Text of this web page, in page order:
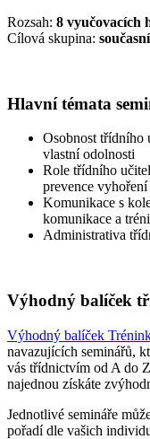
Rozsah: 8 vyučovacích
Cílová skupina:
Hlavní témata
Osobnost třídního
vlastní odolnosti
Role třídního
prevence vyhoření
Komunikace s
komunikace a
Administrativa
Výhodný balíček
Výhodný balíček
navazujících seminářů,
vás třídnictvím od A do
najednou získáte
Jednotlivé semináře
pořadí dle vašich